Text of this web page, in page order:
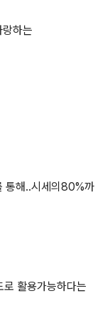
하는
통해..시세의80%까
활용가능하다는